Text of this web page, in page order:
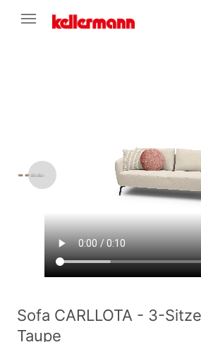
Sofa CARLLOTA - 3-
Taupe